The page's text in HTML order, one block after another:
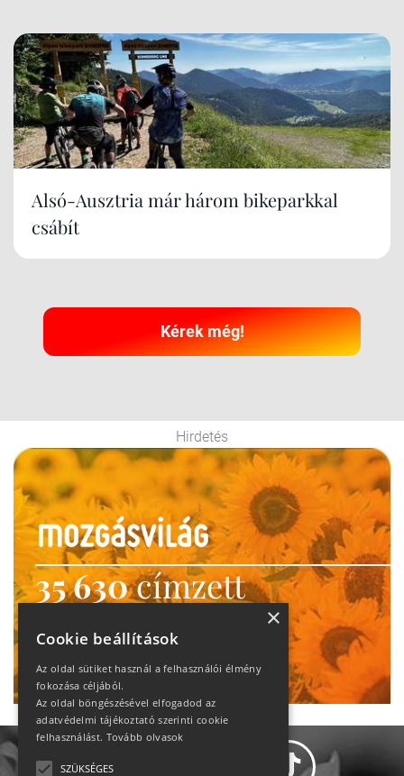
Alsó-Ausztria már három bikeparkkal
csábít
Kérek még!
Hirdetés
35 630címzett
heti motiváció
Ne maradj le!
×
Cookie beállítások
Az oldal sütiket használ a felhasználói élmény
fokozása céljából.
Az oldal böngészésével elfogadod az
adatvédelmi tájékoztató szerinti cookie
felhasználást. Tovább olvasok
SZÜKSÉGES